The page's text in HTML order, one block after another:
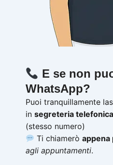
E se non
WhatsApp?
Puoi tranquillamente
in segreteria telefonica
(stesso numero)
Ti chiameròappena
agli appuntamenti.